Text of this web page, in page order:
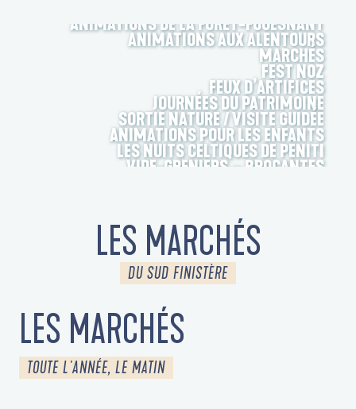
ANIMATIONS DE LA FORÊT-FOUESNANT
ANIMATIONS AUX ALENTOURS
MARCHÉS
FEST NOZ
FEUX D’ARTIFICES
JOURNÉES DU PATRIMOINE
SORTIE NATURE / VISITE GUIDÉE
ANIMATIONS POUR LES ENFANTS
LES NUITS CELTIQUES DE PENITI
VIDE-GRENIERS – BROCANTES
LES MARCHÉS
DU SUD FINISTÈRE
LES MARCHÉS
TOUTE L'ANNÉE, LE MATIN